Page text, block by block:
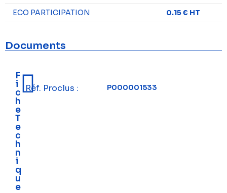
ECO PARTICIPATION
0.15 € HT
Documents
F
i
c
h
e
T
e
c
h
n
i
q
u
e
Réf. Proclus : P000001533